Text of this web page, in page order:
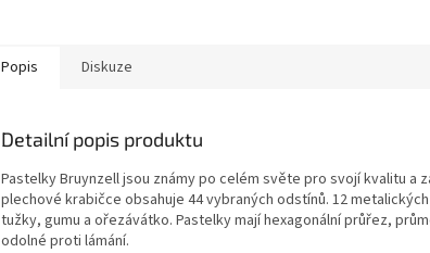
Popis Diskuze
Detailní popis produktu
Pastelky Bruynzell jsou známy po celém světe pro svojí kvalitu a
plechové krabičce obsahuje 44 vybraných odstínů. 12
tužky, gumu a ořezávátko. Pastelky mají hexagonální průřez,
odolné proti lámání.